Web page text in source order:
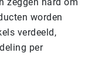
worden
verdeeld,
per